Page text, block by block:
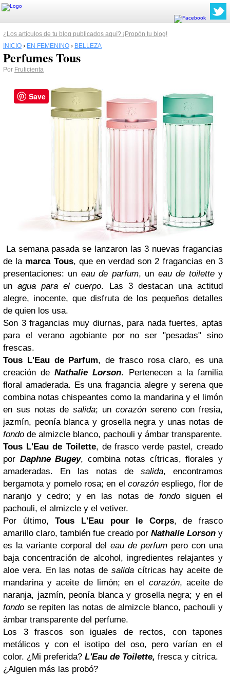
¿Los artículos de tu blog publicados aquí? ¡Propón tu blog!
INICIO › EN FEMENINO › BELLEZA
Perfumes Tous
Por Fruticienta
La semana pasada se lanzaron las 3 nuevas fragancias
de la marca Tous, que en verdad son 2 fragancias en 3
presentaciones: un eau de parfum, un eau de toilettey
unagua para el cuerpo. Las 3 destacan una actitud
alegre, inocente, que disfruta de los pequeños detalles
de quien los usa.
Son 3 fragancias muy diurnas, para nada fuertes, aptas
para el verano agobiante por no ser "pesadas" sino
frescas.
Tous L'Eau de Parfum, de frasco rosa claro, es una
creación deNathalie Lorson. Pertenecen a la familia
floral amaderada. Es una fragancia alegre y serena que
combina notas chispeantes como la mandarina y el limón
en sus notas de salida; un corazón sereno con fresia,
jazmín, peonía blanca y grosella negra y unas notas de
fondo de almizcle blanco, pachouli y ámbar transparente.
Tous L'Eau de Toilette, de frasco verde pastel, creado
por Daphne Bugey, combina notas cítricas, florales y
amaderadas. En las notas de salida, encontramos
bergamota y pomelo rosa; en el corazón espliego, flor de
naranjo y cedro; y en las notas de fondosiguen el
pachouli, el almizcle y el vetiver.
Por último,Tous L'Eau pour le Corps, de frasco
amarillo claro, también fue creado por Nathalie Lorson y
es la variante corporal del eau de perfum pero con una
baja concentración de alcohol, ingredientes relajantes y
aloe vera. En las notas de salidacítricas hay aceite de
mandarina y aceite de limón; en el corazón, aceite de
naranja, jazmín, peonía blanca y grosella negra; y en el
fondo se repiten las notas de almizcle blanco, pachouli y
ámbar transparente del perfume.
Los 3 frascos son iguales de rectos, con tapones
metálicos y con el isotipo del oso, pero varían en el
color. ¿Mi preferida? L'Eau de Toilette, fresca y cítrica.
¿Alguien más las probó?
Save